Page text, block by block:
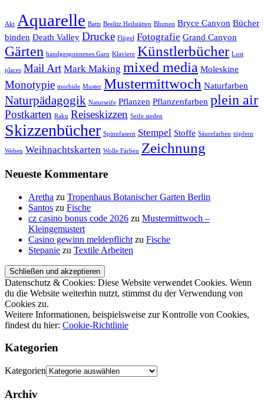
Akt Aquarelle Batts Beelitz Heilstätten Blumen Bryce Canyon Bücher
binden Death Valley Drucke Flügel Fotografie Grand Canyon
Gärten handgesponnenes Garn Klaviere Künstlerbücher Lost
places Mail Art Mark Making mixed media Moleskine
Monotypie morbide Muster Mustermittwoch Naturfarben
Naturpädagogik Naturseife Pflanzen Pflanzenfarben plein air
Postkarten Raku Reiseskizzen Seife sieden
Skizzenbücher Spinnfasern Stempel Stoffe Säurefarben töpfern
Weben Weihnachtskarten Wolle Färben Zeichnung
Neueste Kommentare
Aretha zu Tropenhaus Botanischer Garten Berlin
Santos zu Fische
cz casino bonus code 2026 zu Mustermittwoch –
Kleingemustert
Casino gewinn meldepflicht zu Fische
Stepanie zu Textile Arbeiten
Datenschutz & Cookies: Diese Website verwendet Cookies. Wenn
du die Website weiterhin nutzt, stimmst du der Verwendung von
Cookies zu.
Weitere Informationen, beispielsweise zur Kontrolle von Cookies,
findest du hier: Cookie-Richtlinie
Kategorien
Kategorien
Archiv